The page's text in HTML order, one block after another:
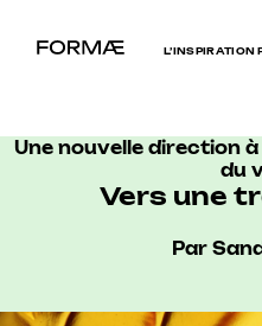
L’INSPIRATION
Une nouvelle direction
du
Vers une
Par